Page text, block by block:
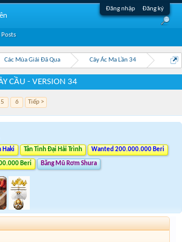
Đăng nhập Đăng ký
Các Mùa Giải Đã Qua Cây Ác Ma Lần 34
CẦU - VERSION 34
5 6 Tiếp >
Haki
Tân Tinh Đại Hải Trình Wanted 200.000.000 Beri
Beri Băng Mũ Rơm Shura
Posts